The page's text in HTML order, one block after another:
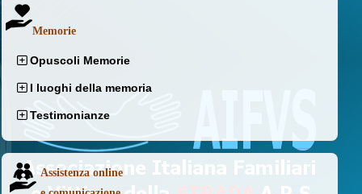
Memorie
Opuscoli Memorie
I luoghi della memoria
Testimonianze
Assistenza online